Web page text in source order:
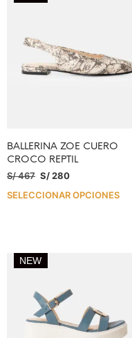
BALLERINA ZOE CUERO
CROCO REPTIL
S/467 S/280
SELECCIONAR OPCIONES
NEW